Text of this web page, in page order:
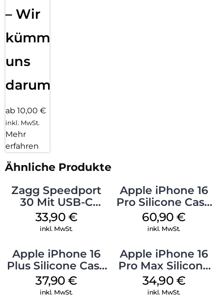
– Wir
kümmern
uns
darum!
ab 10,00 €
inkl. MwSt.
Mehr
erfahren
Ähnliche Produkte
Zagg Speedport
30 Mit USB-C
Kabel Weiß
33,90 €
inkl. MwSt.
Apple iPhone 16
Pro Silicone Case
MagSafe Stone
Gray
60,90€
inkl. MwSt.
Apple iPhone 16
Plus Silicone Case
MagSafe Lake
Green
37,90€
inkl. MwSt.
Apple iPhone 16
Pro Max Silicone
Case MagSafe
Denim
34,90 €
inkl. MwSt.